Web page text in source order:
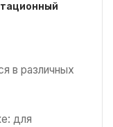
в различных
для